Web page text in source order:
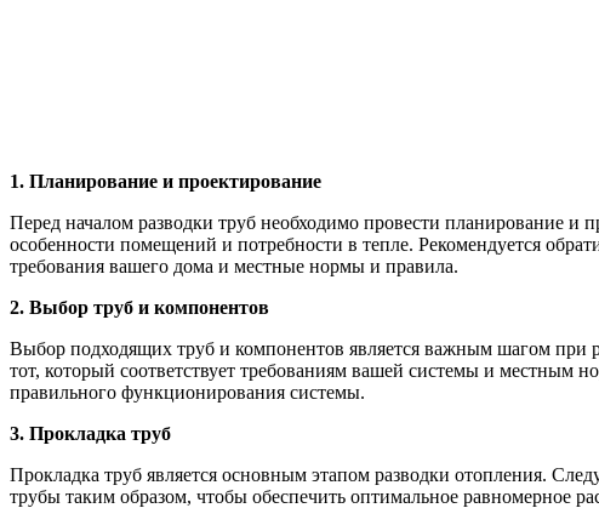
1. Планирование и проектирование
Перед началом разводки труб необходимо провести планирование
особенности помещений и потребности в тепле. Рекомендуется
требования вашего дома и местные нормы и правила.
2. Выбор труб и компонентов
Выбор подходящих труб и компонентов является важным шагом при
тот, который соответствует требованиям вашей системы и
правильного функционирования системы.
3. Прокладка труб
Прокладка труб является основным этапом разводки отопления.
трубы таким образом, чтобы обеспечить оптимальное равномерное